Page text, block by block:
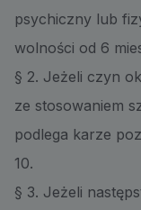
psychiczny lub
wolności od 6
§ 2. Jeżeli czyn
ze stosowaniem
podlega karze
10.
§ 3. Jeżeli